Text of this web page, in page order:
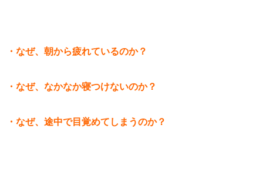
・なぜ、朝から疲れているのか？
・なぜ、なかなか寝つけないのか？
・なぜ、途中で目覚めてしまうのか？